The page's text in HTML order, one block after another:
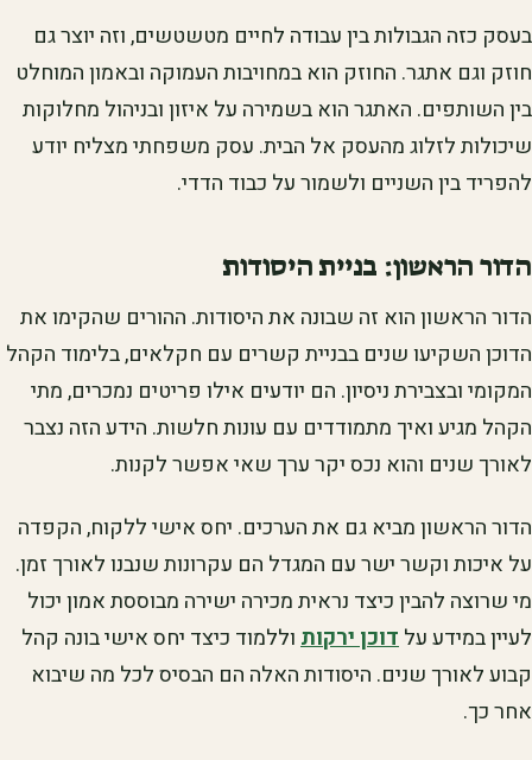
בעסק כזה הגבולות בין עבודה לחיים מטשטשים, וזה יוצר גם
חוזק וגם אתגר. החוזק הוא במחויבות העמוקה ובאמון המוחלט
בין השותפים. האתגר הוא בשמירה על איזון ובניהול מחלוקות
שיכולות לזלוג מהעסק אל הבית. עסק משפחתי מצליח יודע
להפריד בין השניים ולשמור על כבוד הדדי.
הדור הראשון: בניית היסודות
הדור הראשון הוא זה שבונה את היסודות. ההורים שהקימו את
הדוכן השקיעו שנים בבניית קשרים עם חקלאים, בלימוד הקהל
המקומי ובצבירת ניסיון. הם יודעים אילו פריטים נמכרים, מתי
הקהל מגיע ואיך מתמודדים עם עונות חלשות. הידע הזה נצבר
לאורך שנים והוא נכס יקר ערך שאי אפשר לקנות.
הדור הראשון מביא גם את הערכים. יחס אישי ללקוח, הקפדה
על איכות וקשר ישר עם המגדל הם עקרונות שנבנו לאורך זמן.
מי שרוצה להבין כיצד נראית מכירה ישירה מבוססת אמון יכול
לעיין במידע עלדוכן ירקותוללמוד כיצד יחס אישי בונה קהל
קבוע לאורך שנים. היסודות האלה הם הבסיס לכל מה שיבוא
אחר כך.